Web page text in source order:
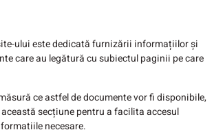
ului este dedicată furnizării informațiilor și
care au legătură cu subiectul paginii pe care
ce astfel de documente vor fi disponibile,
secțiune pentru a facilita accesul
necesare.